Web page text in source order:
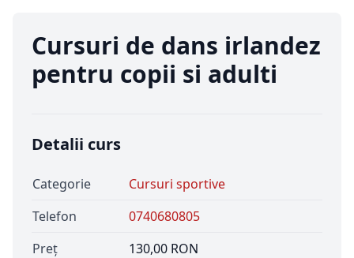
Cursuri de dans irlandez
pentru copii si adulti
Detalii curs
Categorie
Cursuri sportive
Telefon
0740680805
Preț
130,00 RON